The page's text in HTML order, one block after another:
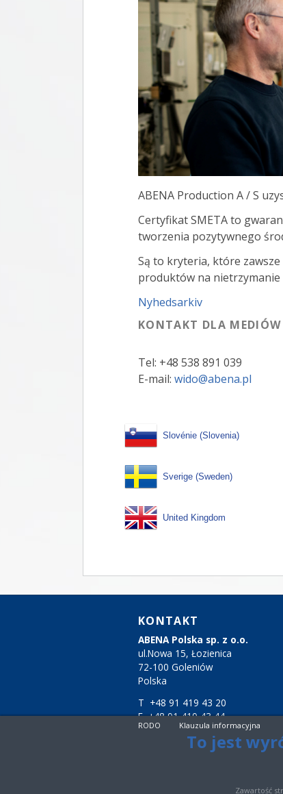
ABENA Production A / S
Certyfikat SMETA to
tworzenia pozytywnego
Są to kryteria, które
produktów na nietrzymanie
Nyhedsarkiv
KONTAKT DLA MEDIÓW
Tel: +48 538 891 039
E-mail: wido@abena.pl
Slovénie (Slovenia)
Sverige (Sweden)
United Kingdom
KONTAKT
ABENA Polska sp. z o.o.
ul.Nowa 15, Łozienica
72-100 Goleniów
Polska
T +48 91 419 43 20
F +48 91 419 43 44
biuro@abena.pl
RODO Klauzula informacyjna
To jest
Zawartość